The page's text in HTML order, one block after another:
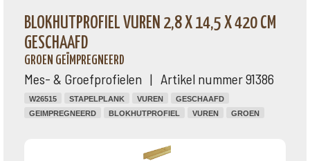
BLOKHUTPROFIEL VUREN 2,8 X 14,5 X 420 CM
GESCHAAFD
GROEN GEÏMPREGNEERD
Mes- & Groefprofielen | Artikel nummer 91386
W26515 STAPELPLANK VUREN
GESCHAAFD
GEIMPREGNEERD
BLOKHUTPROFIEL VUREN GROEN